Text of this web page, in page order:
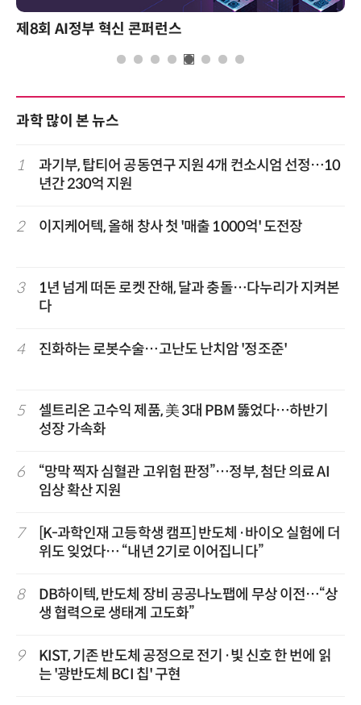
제8회 AI정부 혁신 콘퍼런스
과학 많이 본 뉴스
1
과기부, 탑티어 공동연구 지원 4개 컨소시엄 선정…10
년간 230억 지원
2 이지케어텍, 올해 창사 첫 '매출 1000억' 도전장
3
1년 넘게 떠돈 로켓 잔해, 달과 충돌…다누리가 지켜본
다
4 진화하는 로봇수술…고난도 난치암 '정조준'
5
셀트리온 고수익 제품, 美 3대 PBM 뚫었다…하반기
성장 가속화
6
“망막 찍자 심혈관 고위험 판정”…정부, 첨단 의료 AI
임상 확산 지원
7
[K-과학인재 고등학생 캠프] 반도체·바이오 실험에 더
위도 잊었다… “내년 2기로 이어집니다”
8
DB하이텍, 반도체 장비 공공나노팹에 무상 이전…“상
생 협력으로 생태계 고도화”
9
KIST, 기존 반도체 공정으로 전기·빛 신호 한 번에 읽
는 '광반도체 BCI 칩' 구현